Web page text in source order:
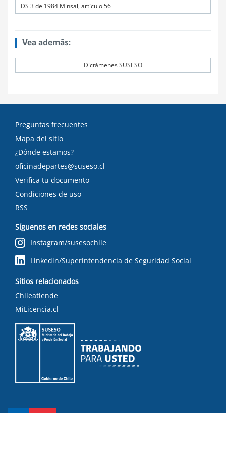
DS 3 de 1984 Minsal, artículo 56
Vea además:
Dictámenes SUSESO
Preguntas frecuentes
Mapa del sitio
¿Dónde estamos?
oficinadepartes@suseso.cl
Verifica tu documento
Condiciones de uso
RSS
Síguenos en redes sociales
Instagram/susesochile
Linkedin/Superintendencia de Seguridad Social
Sitios relacionados
Chileatiende
MiLicencia.cl